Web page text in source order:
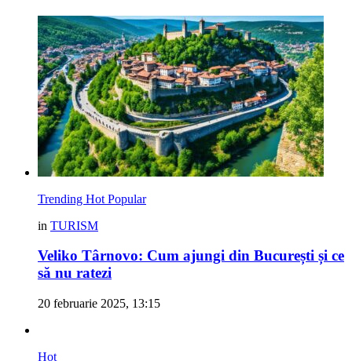
Trending Hot Popular
in TURISM
Veliko Târnovo: Cum ajungi din București și ce
să nu ratezi
20 februarie 2025, 13:15
Hot